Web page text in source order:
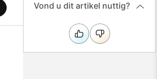
Vond u dit artikel nuttig?